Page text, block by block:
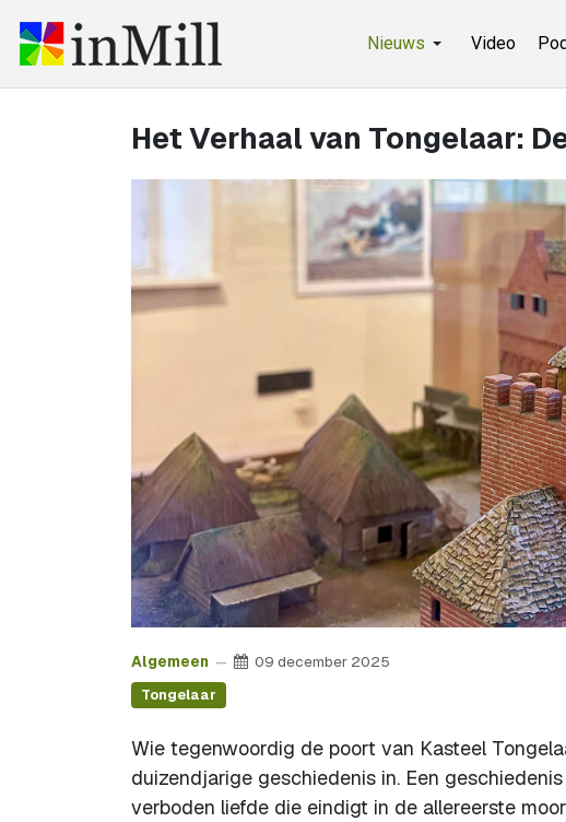
Nieuws Video
Het Verhaal van Tongelaar:
Algemeen 09 december 2025
Tongelaar
Wie tegenwoordig de poort van Kasteel
duizendjarige geschiedenis in. Een
verboden liefde die eindigt in de allereerste